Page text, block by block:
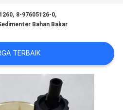
, 8-97605126-0,
Bahan Bakar
TERBAIK